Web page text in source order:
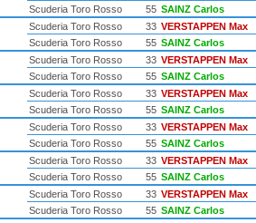
Scuderia Toro Rosso
55 SAINZ Carlos
Scuderia Toro Rosso 33 VERSTAPPEN Max
Scuderia Toro Rosso
55 SAINZ Carlos
Scuderia Toro Rosso 33 VERSTAPPEN Max
Scuderia Toro Rosso
55 SAINZ Carlos
Scuderia Toro Rosso 33 VERSTAPPEN Max
Scuderia Toro Rosso
55 SAINZ Carlos
Scuderia Toro Rosso 33 VERSTAPPEN Max
Scuderia Toro Rosso
55 SAINZ Carlos
Scuderia Toro Rosso 33 VERSTAPPEN Max
Scuderia Toro Rosso
55 SAINZ Carlos
Scuderia Toro Rosso 33 VERSTAPPEN Max
Scuderia Toro Rosso
55 SAINZ Carlos